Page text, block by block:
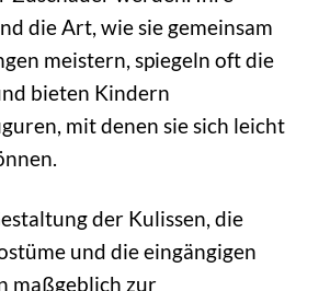
die Art, wie sie gemeinsam
meistern, spiegeln oft die
bieten Kindern
mit denen sie sich leicht
der Kulissen, die
und die eingängigen
maßgeblich zur